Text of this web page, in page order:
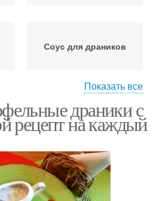
Соус для драников
Сметанный соус
Вкусные рецепты
Показать все
драники с
рецепт на каждый